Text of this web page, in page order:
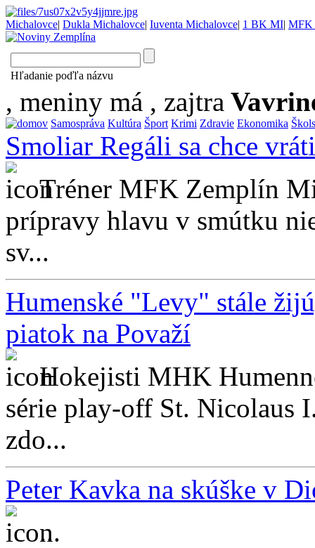
Michalovce| Dukla Michalovce| Iuventa Michalovce| 1 BK MI| MFK
Hľadanie poďľa názvu
, meniny má , zajtra
Samospráva Kultúra Šport Krimi Zdravie Ekonomika
Smoliar Regáli sa chce
Tréner MFK Zemplín
prípravy hlavu v smútku
sv...
Humenské "Levy" stále
piatok na Považí
Hokejisti MHK
série play-off St. Nicolaus
zdo...
Peter Kavka na skúške v
...